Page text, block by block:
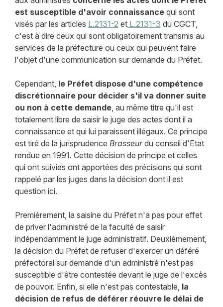
est susceptible d'avoir connaissancequi sont
visés par les articles L.2131-2 etL.2131-3 du CGCT,
c'est à dire ceux qui sont obligatoirement transmis au
services de la préfecture ou ceux qui peuvent faire
l'objet d'une communication sur demande du Préfet.
Cependant, le Préfet dispose d'une compétence
discrétionnaire pour décider s'il va donner suite
ou non à cette demande, au même titre qu'il est
totalement libre de saisir le juge des actes dont il a
connaissance et qui lui paraissent illégaux. Ce principe
est tiré de la jurisprudence Brasseurdu conseil d'Etat
rendue en 1991. Cette décision de principe et celles
qui ont suivies ont apportées des précisions qui sont
rappelé par les juges dans la décision dont il est
question ici.
Premièrement, la saisine du Préfet n'a pas pour effet
de priver l'administré de la faculté de saisir
indépendamment le juge administratif. Deuxièmement,
la décision du Préfet de refuser d'exercer un déféré
préfectoral sur demande d'un administré n'est pas
susceptible d'être contestée devant le juge de l'excès
de pouvoir. Enfin, si elle n'est pas contestable, la
décision de refus de déférer réouvre le délai de